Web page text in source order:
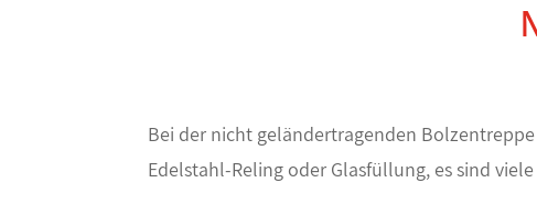
Bei der nicht geländertragenden
Edelstahl-Reling oder Glasfüllung, es sind